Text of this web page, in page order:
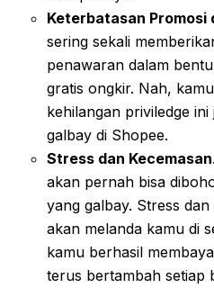
Keterbatasan Promosi
sering sekali
penawaran dalam
gratis ongkir. Nah,
kehilangan priviledge
galbay di Shopee.
Stress dan Kecemasan
akan pernah bisa
yang galbay. Stress
akan melanda kamu di
kamu berhasil
terus bertambah setiap